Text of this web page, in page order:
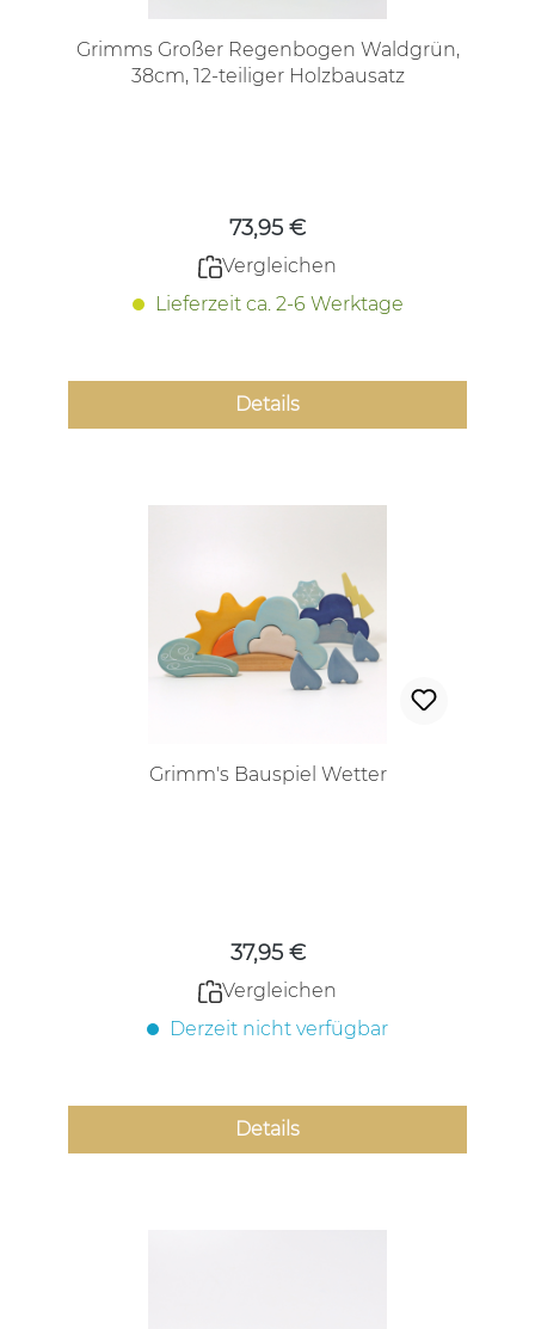
Grimms Großer Regenbogen Waldgrün,
38cm, 12-teiliger Holzbausatz
73,95 €
Vergleichen
Lieferzeit ca. 2-6 Werktage
Details
Grimm's Bauspiel Wetter
37,95 €
Vergleichen
Derzeit nicht verfügbar
Details